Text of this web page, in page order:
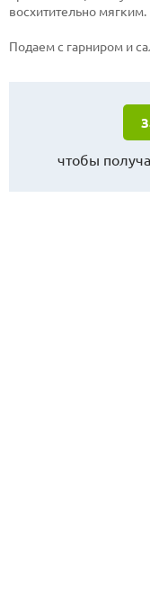
восхитительно мягким.
Подаем с гарниром и
чтобы